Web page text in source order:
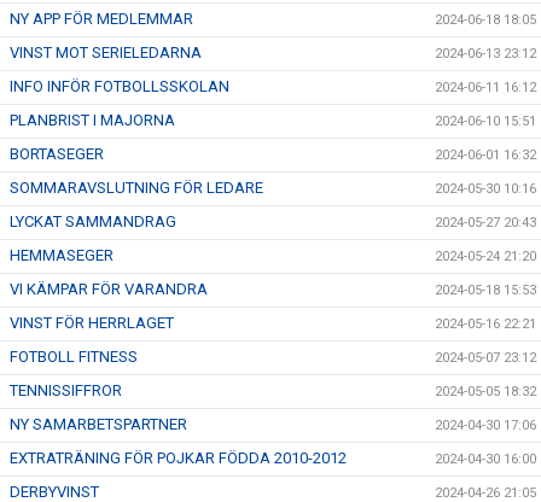
NY APP FÖR MEDLEMMAR 2024-06-18 18:05
VINST MOT SERIELEDARNA 2024-06-13 23:12
INFO INFÖR FOTBOLLSSKOLAN 2024-06-11 16:12
PLANBRIST I MAJORNA 2024-06-10 15:51
BORTASEGER 2024-06-01 16:32
SOMMARAVSLUTNING FÖR LEDARE 2024-05-30 10:16
LYCKAT SAMMANDRAG 2024-05-27 20:43
HEMMASEGER 2024-05-24 21:20
VI KÄMPAR FÖR VARANDRA 2024-05-18 15:53
VINST FÖR HERRLAGET 2024-05-16 22:21
FOTBOLL FITNESS 2024-05-07 23:12
TENNISSIFFROR 2024-05-05 18:32
NY SAMARBETSPARTNER 2024-04-30 17:06
EXTRATRÄNING FÖR POJKAR FÖDDA 2010-2012 2024-04-30 16:00
DERBYVINST 2024-04-26 21:05